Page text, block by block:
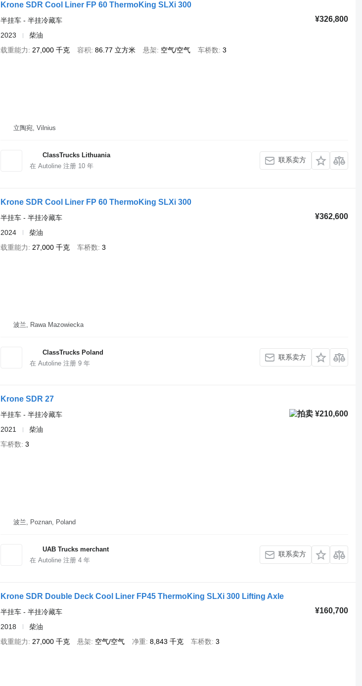
Krone SDR Cool Liner FP 60 ThermoKing SLXi 300
¥326,800
半挂车 - 半挂冷藏车
2023
柴油
载重能力
27,000 千克 容积 86.77 立方米 悬架 空气/空气 车桥数 3
立陶宛, Vilnius
ClassTrucks Lithuania
在 Autoline 注册 10年
联系卖方
Krone SDR Cool Liner FP 60 ThermoKing SLXi 300
¥362,600
半挂车 - 半挂冷藏车
2024
柴油
载重能力
27,000 千克 车桥数 3
波兰, Rawa Mazowiecka
ClassTrucks Poland
在 Autoline 注册 9年
联系卖方
Krone SDR 27
¥210,600
半挂车 - 半挂冷藏车
2021
柴油
车桥数 3
波兰, Poznan, Poland
UAB Trucks merchant
在 Autoline 注册 4年
联系卖方
Krone SDR Double Deck Cool Liner FP45 ThermoKing SLXi 300 Lifting Axle
¥160,700
半挂车 - 半挂冷藏车
2018
柴油
载重能力
27,000 千克 悬架 空气/空气 净重 8,843 千克 车桥数 3